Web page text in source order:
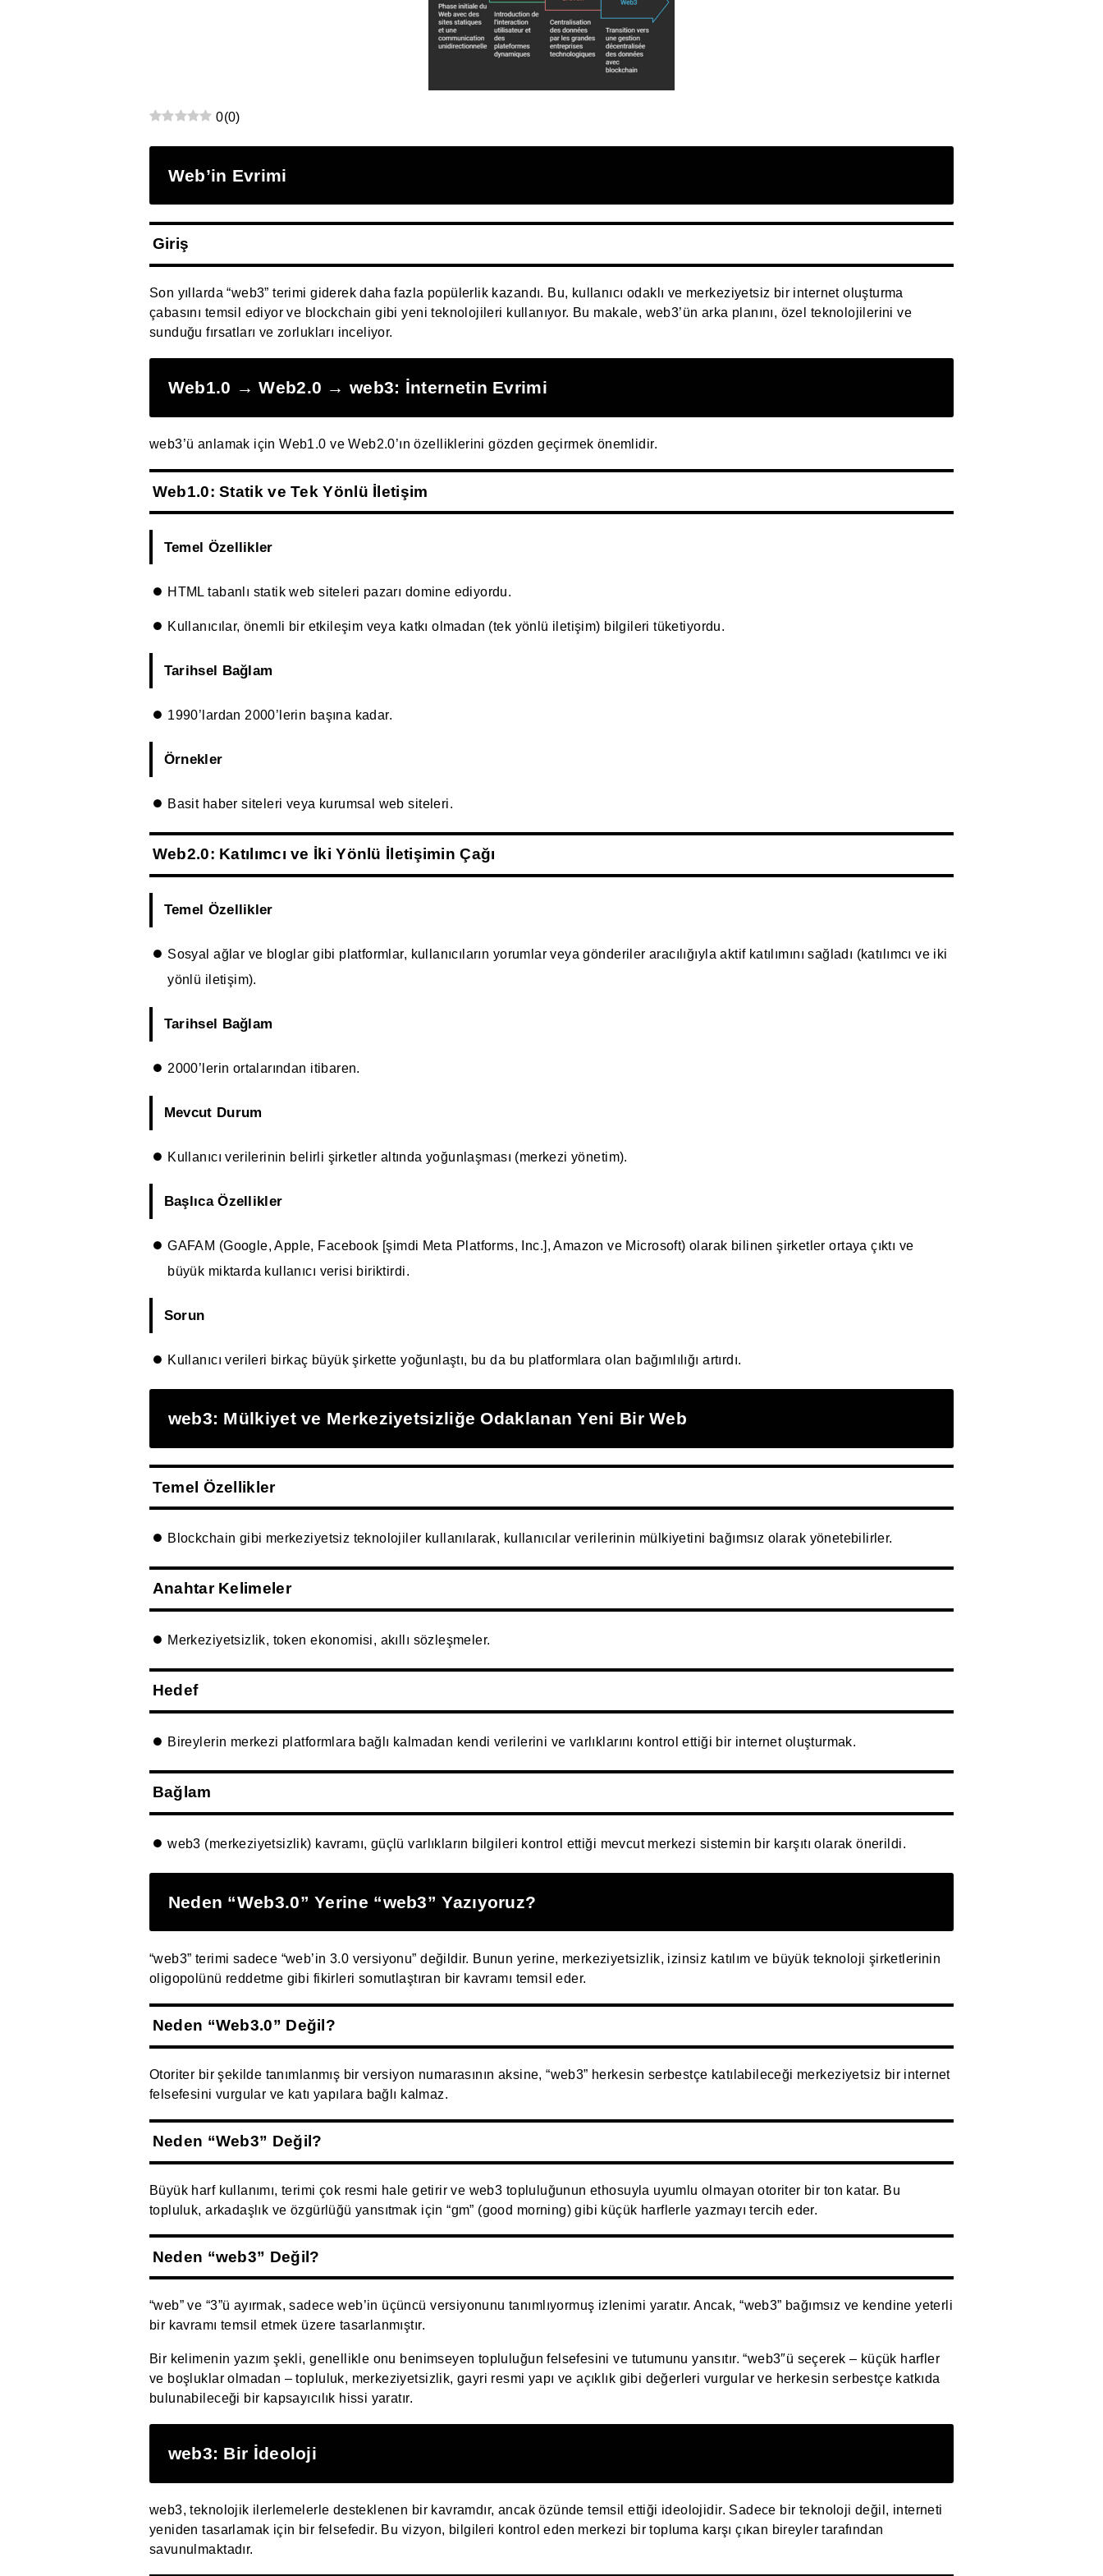
0(0)
Web’in Evrimi
Giriş
Son yıllarda “web3” terimi giderek daha fazla popülerlik kazandı. Bu, kullanıcı odaklı ve merkeziyetsiz bir internet oluşturma
çabasını temsil ediyor ve blockchain gibi yeni teknolojileri kullanıyor. Bu makale, web3’ün arka planını, özel teknolojilerini ve
sunduğu fırsatları ve zorlukları inceliyor.
Web1.0 → Web2.0 → web3: İnternetin Evrimi
web3’ü anlamak için Web1.0 ve Web2.0’ın özelliklerini gözden geçirmek önemlidir.
Web1.0: Statik ve Tek Yönlü İletişim
Temel Özellikler
HTML tabanlı statik web siteleri pazarı domine ediyordu.
Kullanıcılar, önemli bir etkileşim veya katkı olmadan (tek yönlü iletişim) bilgileri tüketiyordu.
Tarihsel Bağlam
1990’lardan 2000’lerin başına kadar.
Örnekler
Basit haber siteleri veya kurumsal web siteleri.
Web2.0: Katılımcı ve İki Yönlü İletişimin Çağı
Temel Özellikler
Sosyal ağlar ve bloglar gibi platformlar, kullanıcıların yorumlar veya gönderiler aracılığıyla aktif katılımını sağladı (katılımcı ve iki
yönlü iletişim).
Tarihsel Bağlam
2000’lerin ortalarından itibaren.
Mevcut Durum
Kullanıcı verilerinin belirli şirketler altında yoğunlaşması (merkezi yönetim).
Başlıca Özellikler
GAFAM (Google, Apple, Facebook [şimdi Meta Platforms, Inc.], Amazon ve Microsoft) olarak bilinen şirketler ortaya çıktı ve
büyük miktarda kullanıcı verisi biriktirdi.
Sorun
Kullanıcı verileri birkaç büyük şirkette yoğunlaştı, bu da bu platformlara olan bağımlılığı artırdı.
web3: Mülkiyet ve Merkeziyetsizliğe Odaklanan Yeni Bir Web
Temel Özellikler
Blockchain gibi merkeziyetsiz teknolojiler kullanılarak, kullanıcılar verilerinin mülkiyetini bağımsız olarak yönetebilirler.
Anahtar Kelimeler
Merkeziyetsizlik, token ekonomisi, akıllı sözleşmeler.
Hedef
Bireylerin merkezi platformlara bağlı kalmadan kendi verilerini ve varlıklarını kontrol ettiği bir internet oluşturmak.
Bağlam
web3 (merkeziyetsizlik) kavramı, güçlü varlıkların bilgileri kontrol ettiği mevcut merkezi sistemin bir karşıtı olarak önerildi.
Neden “Web3.0” Yerine “web3” Yazıyoruz?
“web3” terimi sadece “web’in 3.0 versiyonu” değildir. Bunun yerine, merkeziyetsizlik, izinsiz katılım ve büyük teknoloji şirketlerinin
oligopolünü reddetme gibi fikirleri somutlaştıran bir kavramı temsil eder.
Neden “Web3.0” Değil?
Otoriter bir şekilde tanımlanmış bir versiyon numarasının aksine, “web3” herkesin serbestçe katılabileceği merkeziyetsiz bir internet
felsefesini vurgular ve katı yapılara bağlı kalmaz.
Neden “Web3” Değil?
Büyük harf kullanımı, terimi çok resmi hale getirir ve web3 topluluğunun ethosuyla uyumlu olmayan otoriter bir ton katar. Bu
topluluk, arkadaşlık ve özgürlüğü yansıtmak için “gm” (good morning) gibi küçük harflerle yazmayı tercih eder.
Neden “web3” Değil?
“web” ve “3”ü ayırmak, sadece web’in üçüncü versiyonunu tanımlıyormuş izlenimi yaratır. Ancak, “web3” bağımsız ve kendine yeterli
bir kavramı temsil etmek üzere tasarlanmıştır.
Bir kelimenin yazım şekli, genellikle onu benimseyen topluluğun felsefesini ve tutumunu yansıtır. “web3″ü seçerek – küçük harfler
ve boşluklar olmadan – topluluk, merkeziyetsizlik, gayri resmi yapı ve açıklık gibi değerleri vurgular ve herkesin serbestçe katkıda
bulunabileceği bir kapsayıcılık hissi yaratır.
web3: Bir İdeoloji
web3, teknolojik ilerlemelerle desteklenen bir kavramdır, ancak özünde temsil ettiği ideolojidir. Sadece bir teknoloji değil, interneti
yeniden tasarlamak için bir felsefedir. Bu vizyon, bilgileri kontrol eden merkezi bir topluma karşı çıkan bireyler tarafından
savunulmaktadır.